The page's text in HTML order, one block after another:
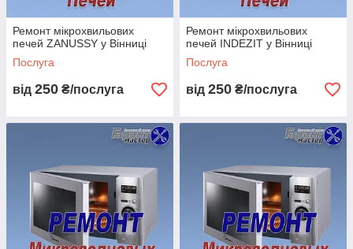
Ремонт мікрохвильових
печей ZANUSSY у Вінниці
Послуга
від 250 ₴/послуга
Ремонт мікрохвильових
печей INDEZIT у Вінниці
Послуга
від 250 ₴/послуга